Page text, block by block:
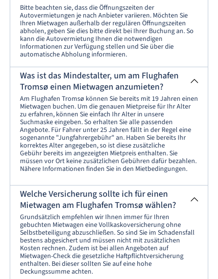
Bitte beachten sie, dass die Öffnungszeiten der
Autovermietungen je nach Anbieter variieren. Möchten Sie
Ihren Mietwagen außerhalb der regulären Öffnungszeiten
abholen, geben Sie dies bitte direkt bei Ihrer Buchung an. So
kann die Autovermietung Ihnen die notwendigen
Informationen zur Verfügung stellen und Sie über die
automatische Abholung informieren.
Was ist das Mindestalter, um am Flughafen
Tromsø einen Mietwagen anzumieten?
Am Flughafen Tromsø können Sie bereits mit 19 Jahren einen
Mietwagen buchen. Um die genauen Mietpreise für Ihr Alter
zu erfahren, können Sie einfach Ihr Alter in unsere
Suchmaske eingeben. So erhalten Sie alle passenden
Angebote. Für Fahrer unter 25 Jahren fällt in der Regel eine
sogenannte "Jungfahrergebühr" an. Haben Sie bereits Ihr
korrektes Alter angegeben, so ist diese zusätzliche
Gebühr bereits im angezeigten Mietpreis enthalten. Sie
müssen vor Ort keine zusätzlichen Gebühren dafür bezahlen.
Nähere Informationen finden Sie in den Mietbedingungen.
Welche Versicherung sollte ich für einen
Mietwagen am Flughafen Tromsø wählen?
Grundsätzlich empfehlen wir Ihnen immer für Ihren
gebuchten Mietwagen eine Vollkaskoversicherung ohne
Selbstbeteiligung abzuschließen. So sind Sie im Schadensfall
bestens abgesichert und müssen nicht mit zusätzlichen
Kosten rechnen. Zudem ist bei allen Angeboten auf
Mietwagen-Check die gesetzliche Haftpflichtversicherung
enthalten. Bei dieser sollten Sie auf eine hohe
Deckungssumme achten.